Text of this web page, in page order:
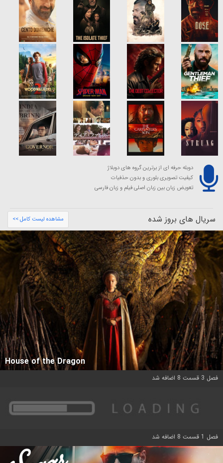
دوبله حرفه ای از برترین گروه های دوبلاژ
کیفیت تصویری بلوری و بدون حذفیات
تعویض زبان بین زبان اصلی فیلم و زبان فارسی
سریال های بروز شده مشاهده لیست کامل >>
House of the Dragon
فصل 3 قسمت 8 اضافه شد
فصل 1 قسمت 8 اضافه شد